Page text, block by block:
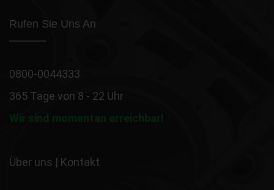
Rufen Sie Uns An
0800-0044333
365 Tage von 8 - 22 Uhr
Wir sind momentan erreichbar!
Über uns | Kontakt